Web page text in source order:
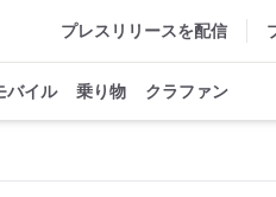
プレスリリースを配信
バイル 乗り物 クラファン